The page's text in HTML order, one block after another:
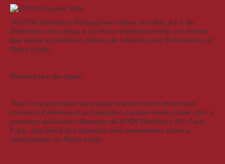
“A EPSN Workforce Portugal vai realizar nos dias 4 e 5 de
Dezembro, em Lisboa e no Porto respectivamente, um evento
que reúne as melhores ofertas de trabalho para Enfermeiros no
Reino Unido.
Reserva já o teu lugar!
Terás a oportunidade de escutar o testemunho de um dos
inúmeros Enfermeiros já colocados e podes ainda contar com a
presença da Account Manager da EPSN Workforce UK, Carly
Fripp, que falará dos aspectos mais importantes sobre a
vida/trabalho no Reino Unido.